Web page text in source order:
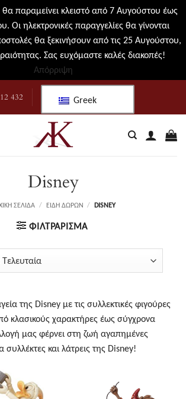
παραμείνει κλειστό από 7 Αυγούστου έως
Οι ηλεκτρονικές παραγγελίες θα γίνονται
θα ξεκινήσουν από τις 25 Αυγούστου,
Σας ευχόμαστε καλές διακοπές!
Απόρριψη
432 Greek
Disney
ΣΕΛΊΔΑ / ΕΊΔΗ ΔΏΡΩΝ / DISNEY
ΦΙΛΤΡΆΡΙΣΜΑ
της Disney με τις συλλεκτικές φιγούρες
κλασικούς χαρακτήρες έως σύγχρονα
μας φέρνει στη ζωή αγαπημένες
συλλέκτες και λάτρεις της Disney!